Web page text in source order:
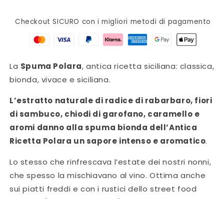
cl
cl
Checkout SICURO con i migliori metodi di pagamento
La Spuma Polara, antica ricetta siciliana: classica,
bionda, vivace e siciliana.
L’estratto naturale di radice di rabarbaro, fiori
di sambuco, chiodi di garofano, caramello e
aromi danno alla spuma bionda dell’Antica
Ricetta Polara un sapore intenso e aromatico.
Lo stesso che rinfrescava l’estate dei nostri nonni,
che spesso la mischiavano al vino. Ottima anche
sui piatti freddi e con i rustici dello street food